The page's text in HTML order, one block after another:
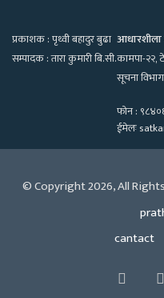
प्रकाशक : पृथ्वी बहादुर बुढा
सम्पादक : तारा कुमारी बि.सी.
आधारशीला
कामपा-२२,
सूचना
फोन :
ईमेलः
© Copyright 2026, All
cantact